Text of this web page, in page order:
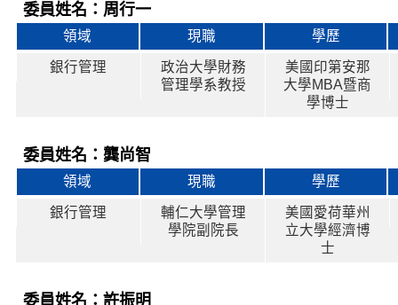
委員姓名：周行一
領域 現職 學歷
銀行管理
政治大學財務
管理學系教授
美國印第安那
大學MBA暨商
學博士
委員姓名：龔尚智
領域 現職 學歷
銀行管理
輔仁大學管理
學院副院長
美國愛荷華州
立大學經濟博
士
委員姓名：許振明